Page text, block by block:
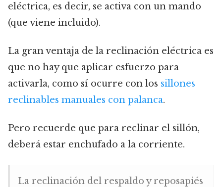
eléctrica, es decir, se activa con un mando
(que viene incluido).
La gran ventaja de la reclinación eléctrica es
que no hay que aplicar esfuerzo para
activarla, como sí ocurre con los sillones
reclinables manuales con palanca.
Pero recuerde que para reclinar el sillón,
deberá estar enchufado a la corriente.
La reclinación del respaldo y reposapiés